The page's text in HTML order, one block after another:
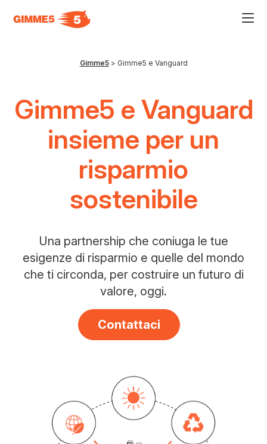
p
+
esc
Gimme5> Gimme5 e Vanguard
Gimme5 e Vanguard
insieme per un
risparmio
sostenibile
Una partnership che coniuga le tue
esigenze di risparmio e quelle del mondo
che ti circonda, per costruire un futuro di
valore, oggi.
Contattaci